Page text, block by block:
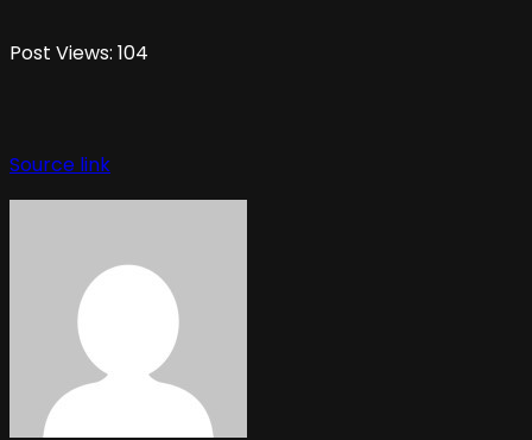
Post Views: 104
Source link